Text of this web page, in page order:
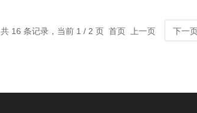
共 16 条记录，当前 1 / 2 页 首页 上一页 下一